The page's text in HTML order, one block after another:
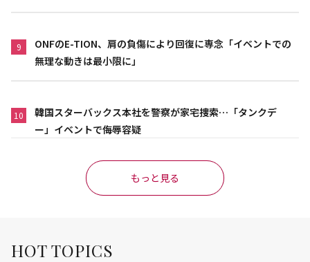
9
ONFのE-TION、肩の負傷により回復に専念「イベントでの
無理な動きは最小限に」
10
韓国スターバックス本社を警察が家宅捜索…「タンクデ
ー」イベントで侮辱容疑
もっと見る
HOT TOPICS